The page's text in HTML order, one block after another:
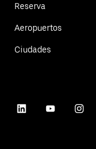
Reserva
Aeropuertos
Ciudades